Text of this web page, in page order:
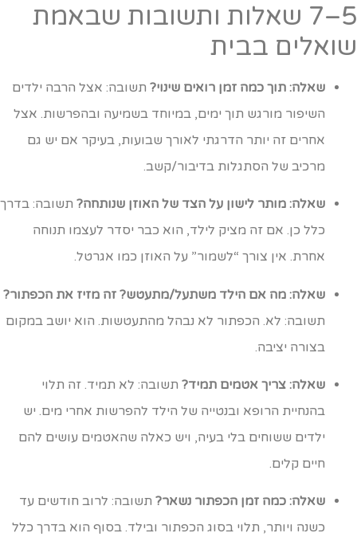
5–7 שאלות ותשובות שבאמת
בבית
שאלה: תוך כמה זמן רואים שינוי?תשובה: אצל הרבה ילדים
השיפור מורגש תוך ימים, במיוחד בשמיעה ובהפרשות. אצל
אחרים זה יותר הדרגתי לאורך שבועות, בעיקר אם יש גם
מרכיב של הסתגלות בדיבור/קשב.
שאלה: מותר לישון על הצד של האוזן שנותחה?תשובה: בדרך
כלל כן. אם זה מציק לילד, הוא כבר יסדר לעצמו תנוחה
אחרת. אין צורך “לשמור” על האוזן כמו אגרטל.
שאלה: מה אם הילד משתעל/מתעטש? זה מזיז את הכפתור?
תשובה: לא. הכפתור לא נבהל מהתעטשות. הוא יושב במקום
בצורה יציבה.
שאלה: צריך אטמים תמיד?תשובה: לא תמיד. זה תלוי
בהנחיית הרופא ובנטייה של הילד להפרשות אחרי מים. יש
ילדים ששוחים בלי בעיה, ויש כאלה שהאטמים עושים להם
חיים קלים.
שאלה: כמה זמן הכפתור נשאר?תשובה: לרוב חודשים עד
כשנה ויותר, תלוי בסוג הכפתור ובילד. בסוף הוא בדרך כלל